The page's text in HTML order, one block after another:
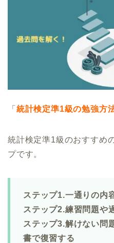
「 統計検定準1級の勉強方
統計検定準1級のおすすめ
プです。
ステップ1.一通りの内
ステップ2.練習問題や
ステップ3.解けない問
書で復習する